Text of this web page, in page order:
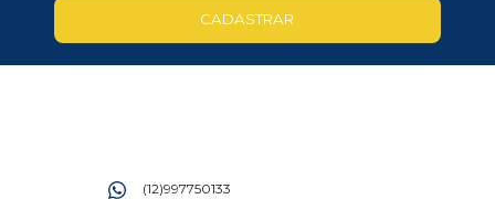
CADASTRAR
(12)997750133